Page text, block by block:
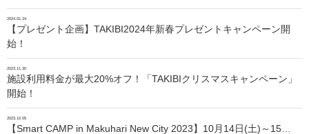
2024.01.24
【プレゼント企画】TAKIBI2024年新春プレゼントキャンペーン開
始！
2023.11.30
施設利用料金が最大20%オフ！「TAKIBIクリスマスキャンペーン」
開始！
2023.10.05
【Smart CAMP in Makuhari New City 2023】10月14日(土)～15…